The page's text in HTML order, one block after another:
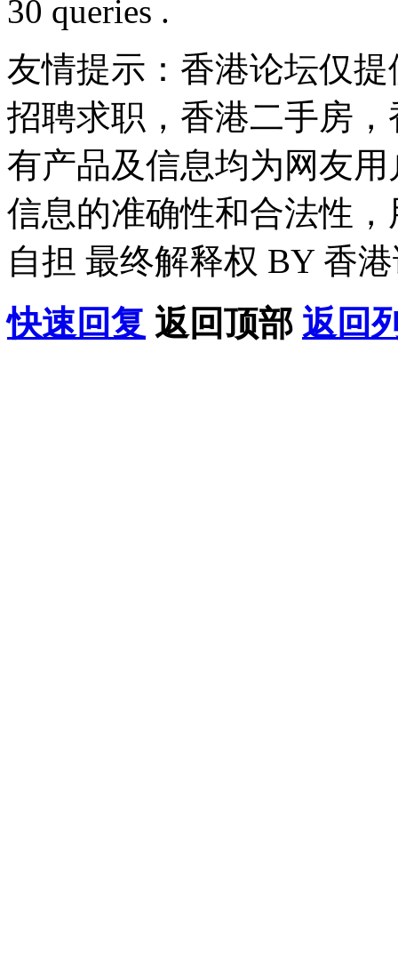
30 queries .
友情提示：香港论坛仅
招聘求职，香港二手房
有产品及信息均为网友
信息的准确性和合法性
自担 最终解释权 BY 香
快速回复 返回顶部 返回